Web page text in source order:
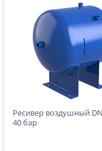
Ресивер воздушный
40 бар